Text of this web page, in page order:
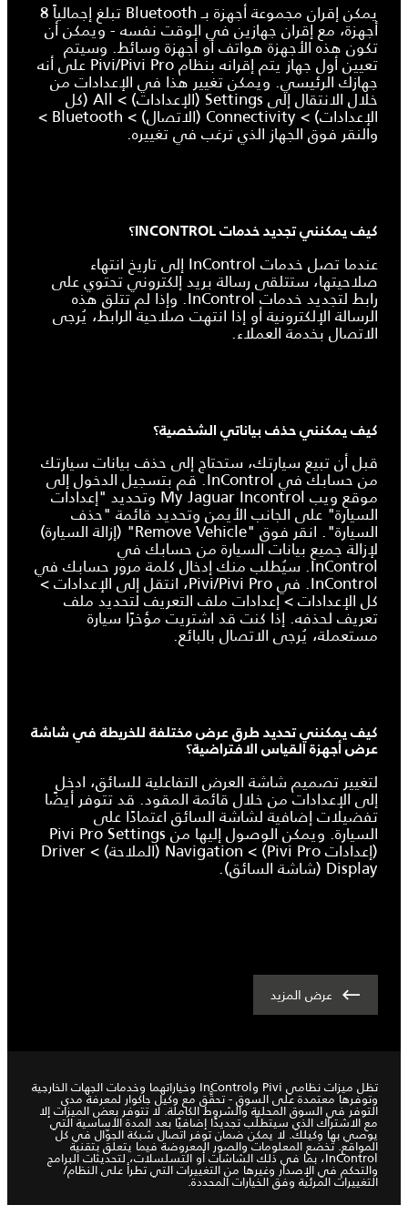
يمكن إقران مجموعة أجهزة بـ Bluetooth تبلغ إجمالياً 8
أجهزة، مع إقران جهازين في الوقت نفسه - ويمكن أن
تكون هذه الأجهزة هواتف أو أجهزة وسائط. وسيتم
تعيين أول جهاز يتم إقرانه بنظام Pivi/Pivi Pro على أنه
جهازك الرئيسي. ويمكن تغيير هذا في الإعدادات من
خلال الانتقال إلى Settings (الإعدادات) > All (كل
الإعدادات) > Connectivity (الاتصال) > Bluetooth >
والنقر فوق الجهاز الذي ترغب في تغييره.
كيف يمكنني تجديد خدمات INCONTROL؟
عندما تصل خدمات InControl إلى تاريخ انتهاء
صلاحيتها، ستتلقى رسالة بريد إلكتروني تحتوي على
رابط لتجديد خدمات InControl. وإذا لم تتلق هذه
الرسالة الإلكترونية أو إذا انتهت صلاحية الرابط، يُرجى
الاتصال بخدمة العملاء.
كيف يمكنني حذف بياناتي الشخصية؟
قبل أن تبيع سيارتك، ستحتاج إلى حذف بيانات سيارتك
من حسابك في InControl. قم بتسجيل الدخول إلى
موقع ويب My Jaguar Incontrol وتحديد "إعدادات
السيارة" على الجانب الأيمن وتحديد قائمة "حذف
السيارة". انقر فوق "Remove Vehicle" (إزالة السيارة)
لإزالة جميع بيانات السيارة من حسابك في
InControl. سيُطلب منك إدخال كلمة مرور حسابك في
InControl. في Pivi/Pivi Pro، انتقل إلى الإعدادات >
كل الإعدادات > إعدادات ملف التعريف لتحديد ملف
تعريف لحذفه. إذا كنت قد اشتريت مؤخرًا سيارة
مستعملة، يُرجى الاتصال بالبائع.
كيف يمكنني تحديد طرق عرض مختلفة للخريطة في شاشة
عرض أجهزة القياس الافتراضية؟
لتغيير تصميم شاشة العرض التفاعلية للسائق، ادخل
إلى الإعدادات من خلال قائمة المقود. قد تتوفر أيضًا
تفضيلات إضافية لشاشة السائق اعتمادًا على
السيارة. ويمكن الوصول إليها من Pivi Pro Settings
(إعدادات Pivi Pro) > Navigation (الملاحة) > Driver
Display (شاشة السائق).
عرض المزيد
تظل ميزات نظامي Pivi وInControl وخياراتهما وخدمات الجهات الخارجية
وتوفرها معتمدة على السوق - تحقَّق مع وكيل جاكوار لمعرفة مدى
التوفر في السوق المحلية والشروط الكاملة. لا تتوفر بعض الميزات إلا
مع الاشتراك الذي سيتطلّب تجديدًا إضافيًا بعد المدة الأساسية التي
يوصي بها وكيلك. لا يمكن ضمان توفر اتصال شبكة الجوّال في كل
المواقع. تخضع المعلومات والصور المعروضة فيما يتعلق بتقنية
InControl، بما في ذلك الشاشات أو التسلسلات، لتحديثات البرامج
والتحكم في الإصدار وغيرها من التغييرات التي تطرأ على النظام/
التغييرات المرئية وفق الخيارات المحددة.